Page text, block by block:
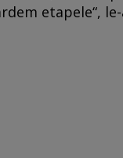
etapele“,